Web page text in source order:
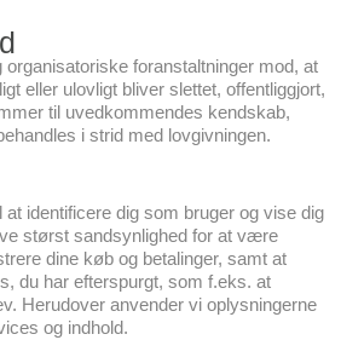
foranstaltninger mod, at
eller ulovligt bliver slettet, offentliggjort,
til uvedkommendes kendskab,
i strid med lovgivningen.
identificere dig som bruger og vise dig
størst sandsynlighed for at være
dine køb og betalinger, samt at
du har efterspurgt, som f.eks. at
Herudover anvender vi oplysningerne
og indhold.